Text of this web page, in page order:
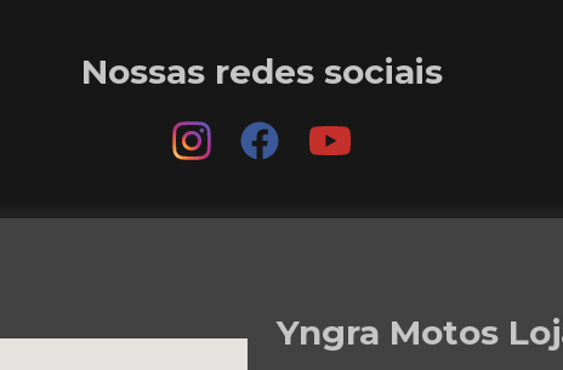
Nossas redes sociais
Yngra Motos